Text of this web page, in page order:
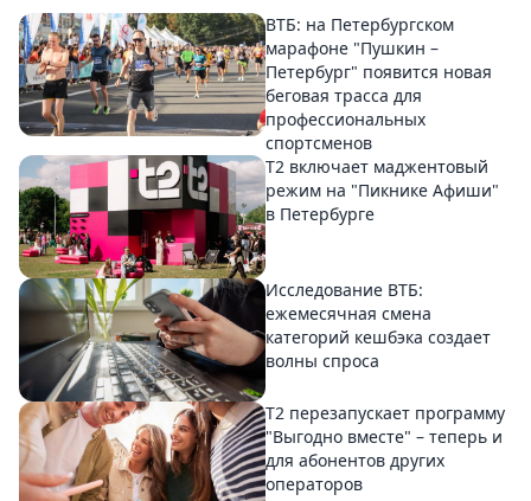
ВТБ: на Петербургском
марафоне "Пушкин –
Петербург" появится новая
беговая трасса для
профессиональных
спортсменов
Т2 включает маджентовый
режим на "Пикнике Афиши"
в Петербурге
Исследование ВТБ:
ежемесячная смена
категорий кешбэка создает
волны спроса
Т2 перезапускает программу
"Выгодно вместе" – теперь и
для абонентов других
операторов